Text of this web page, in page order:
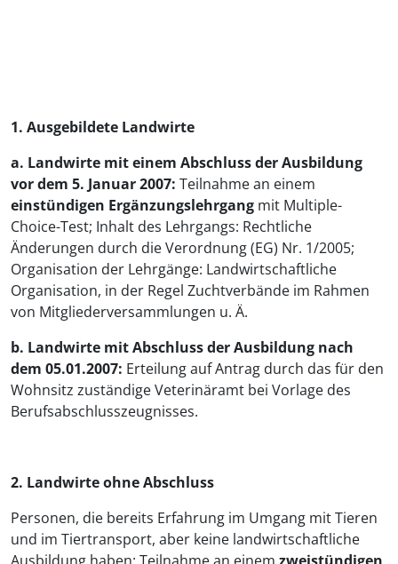
1. Ausgebildete Landwirte
a. Landwirte mit einem Abschluss der Ausbildung
vor dem 5. Januar 2007: Teilnahme an einem
einstündigen Ergänzungslehrgang mit Multiple-
Choice-Test; Inhalt des Lehrgangs: Rechtliche
Änderungen durch die Verordnung (EG) Nr. 1/2005;
Organisation der Lehrgänge: Landwirtschaftliche
Organisation, in der Regel Zuchtverbände im Rahmen
von Mitgliederversammlungen u. Ä.
b. Landwirte mit Abschluss der Ausbildung nach
dem 05.01.2007: Erteilung auf Antrag durch das für den
Wohnsitz zuständige Veterinäramt bei Vorlage des
Berufsabschlusszeugnisses.
2. Landwirte ohne Abschluss
Personen, die bereits Erfahrung im Umgang mit Tieren
und im Tiertransport, aber keine landwirtschaftliche